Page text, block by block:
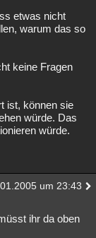
etwas nicht
warum das so
keine Fragen
ist, können sie
würde. Das
würde.
um 23:43
ihr da oben